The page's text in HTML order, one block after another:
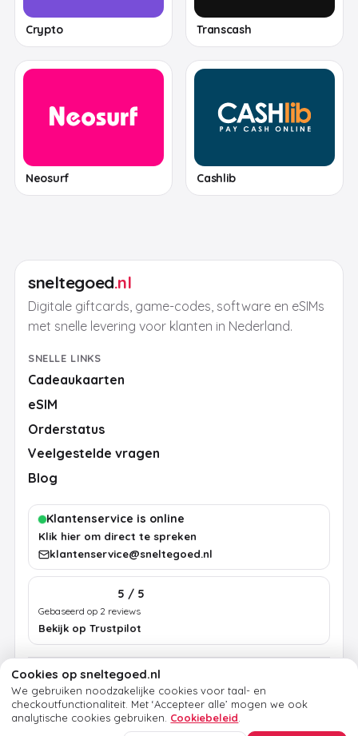
Crypto Transcash
Neosurf Cashlib
sneltegoed.nl
Digitale giftcards, game-codes, software en eSIMs
met snelle levering voor klanten in Nederland.
SNELLE LINKS
Cadeaukaarten
eSIM
Orderstatus
Veelgestelde vragen
Blog
Klantenservice is online
Klik hier om direct te spreken
klantenservice@sneltegoed.nl
5 / 5
Gebaseerd op 2 reviews
Bekijk op Trustpilot
Algemene voorwaarden
Colofon
© 2026 sneltegoed.nl. Alle rechten voorbehouden.
Cookies op sneltegoed.nl
We gebruiken noodzakelijke cookies voor taal- en
checkoutfunctionaliteit. Met ‘Accepteer alle’ mogen we ook
analytische cookies gebruiken. Cookiebeleid